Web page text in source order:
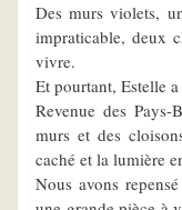
Des murs violets,
impraticable, deux
vivre.
Et pourtant, Estelle
Revenue des
murs et des
caché et la lumière
Nous avons